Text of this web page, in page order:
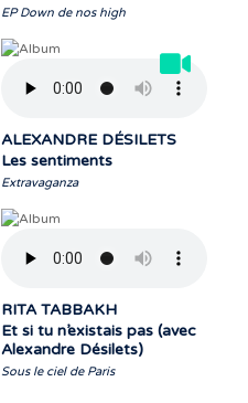
EP Down de nos high
ALEXANDRE DÉSILETS
Les sentiments
Extravaganza
RITA TABBAKH
Et si tu n’existais pas (avec
Alexandre Désilets)
Sous le ciel de Paris